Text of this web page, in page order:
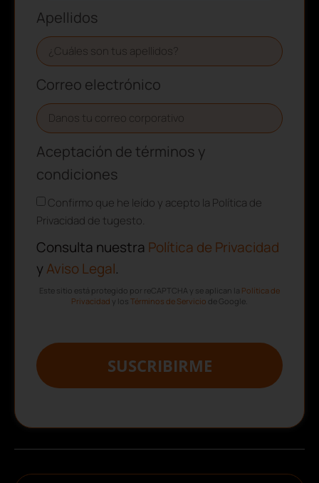
Apellidos
Correo electrónico
Aceptación de términos y
condiciones
Confirmo que he leído y acepto la Política de
Privacidad de tugesto.
Consulta nuestra Política de Privacidad
y Aviso Legal.
Este sitio está protegido por reCAPTCHA y se aplican la Política de
Privacidad y los Términos de Servicio de Google.
SUSCRIBIRME